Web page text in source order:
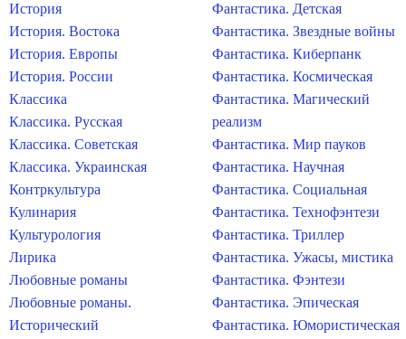
История
История. Востока
История. Европы
История. России
Классика
Классика. Русская
Классика. Советская
Классика. Украинская
Контркультура
Кулинария
Культурология
Лирика
Любовные романы
Любовные романы.
Исторический
Фантастика. Детская
Фантастика. Звездные войны
Фантастика. Киберпанк
Фантастика. Космическая
Фантастика. Магический
реализм
Фантастика. Мир пауков
Фантастика. Научная
Фантастика. Социальная
Фантастика. Технофэнтези
Фантастика. Триллер
Фантастика. Ужасы, мистика
Фантастика. Фэнтези
Фантастика. Эпическая
Фантастика. Юмористическая